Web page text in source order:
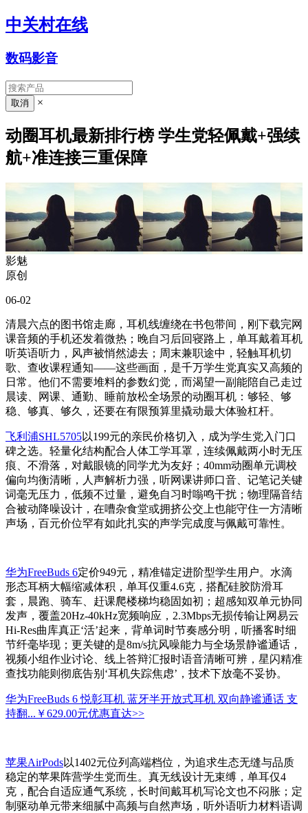
中关村在线
数码影音
×
动圈耳机最新排行榜 学生党轻佩戴+强续
航+准连接三重保障
影魅
原创
06-02
清晨六点的图书馆走廊，耳机线缠绕在书包带间，刚下载完网
课音频的手机还发着微热；晚自习后回寝路上，单耳戴着耳机
听英语听力，风声被悄然滤去；周末兼职途中，轻触耳机切
歌、查收课程通知——这些画面，是千万学生党真实又高频的
日常。他们不需要堆料的参数幻觉，而渴望一副能陪自己走过
晨读、网课、通勤、睡前放松全场景的动圈耳机：够轻、够
稳、够真、够久，还要在有限预算里撬动最大体验杠杆。
飞利浦SHL5705以199元的亲民价格切入，成为学生党入门口
碑之选。轻量化结构配合人体工学耳罩，连续佩戴两小时无压
痕、不滑落，对戴眼镜的同学尤为友好；40mm动圈单元调校
偏向均衡清晰，人声解析力强，听网课讲师口音、记笔记关键
词毫无压力，低频不过量，避免自习时嗡鸣干扰；物理隔音结
合被动降噪设计，在嘈杂食堂或拥挤公交上也能守住一方清晰
声场，百元价位罕有如此扎实的声学完成度与佩戴可靠性。
华为FreeBuds 6定价949元，精准锚定进阶型学生用户。水滴
形态耳柄大幅缩减体积，单耳仅重4.6克，搭配硅胶防滑耳
套，晨跑、骑车、赶课爬楼梯均稳固如初；超感知双单元协同
发声，覆盖20Hz-40kHz宽频响应，2.3Mbps无损传输让网易云
Hi-Res曲库真正‘活’起来，背单词时节奏感分明，听播客时细
节纤毫毕现；更关键的是8m/s抗风噪能力与全场景静谧通话，
视频小组作业讨论、线上答辩汇报时语音清晰可辨，星闪精准
查找功能则彻底告别‘耳机失踪焦虑’，技术下放毫不妥协。
华为FreeBuds 6 悦彰耳机 蓝牙半开放式耳机 双向静谧通话 支
持翻... ￥629.00元优惠直达>>
苹果AirPods以1402元位列高端档位，为追求生态无缝与品质
稳定的苹果阵营学生党而生。真无线设计无束缚，单耳仅4
克，配合自适应通气系统，长时间戴耳机写论文也不闷胀；定
制驱动单元带来细腻中高频与自然声场，听外语听力材料语调